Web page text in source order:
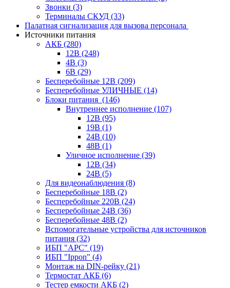
Звонки (3)
Терминалы СКУД (33)
Палатная сигнализация для вызова персонала
Источники питания
АКБ (280)
12В (248)
4В (3)
6В (29)
Бесперебойные 12В (209)
Бесперебойные УЛИЧНЫЕ (14)
Блоки питания (146)
Внутреннее исполнение (107)
12В (95)
19В (1)
24В (10)
48В (1)
Уличное исполнение (39)
12В (34)
24В (5)
Для видеонаблюдения (8)
Бесперебойные 18В (2)
Бесперебойные 220В (24)
Бесперебойные 24В (36)
Бесперебойные 48В (2)
Вспомогательные устройства для источников
питания (32)
ИБП "APC" (19)
ИБП "Ippon" (4)
Монтаж на DIN-рейку (21)
Термостат АКБ (6)
Тестер емкости АКБ (2)